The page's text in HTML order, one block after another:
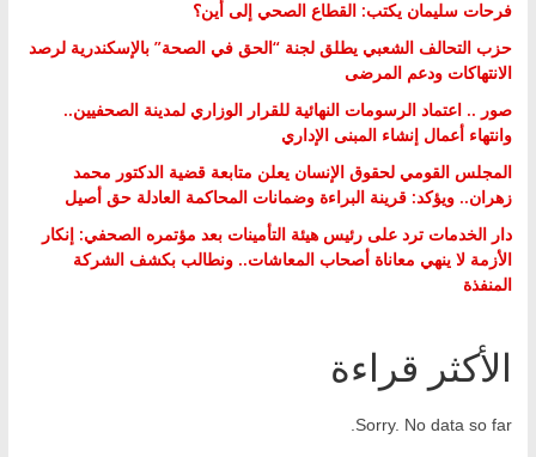
فرحات سليمان يكتب: القطاع الصحي إلى أين؟
حزب التحالف الشعبي يطلق لجنة “الحق في الصحة” بالإسكندرية لرصد
الانتهاكات ودعم المرضى
صور .. اعتماد الرسومات النهائية للقرار الوزاري لمدينة الصحفيين..
وانتهاء أعمال إنشاء المبنى الإداري
المجلس القومي لحقوق الإنسان يعلن متابعة قضية الدكتور محمد
زهران.. ويؤكد: قرينة البراءة وضمانات المحاكمة العادلة حق أصيل
دار الخدمات ترد على رئيس هيئة التأمينات بعد مؤتمره الصحفي: إنكار
الأزمة لا ينهي معاناة أصحاب المعاشات.. ونطالب بكشف الشركة
المنفذة
الأكثر قراءة
Sorry. No data so far.